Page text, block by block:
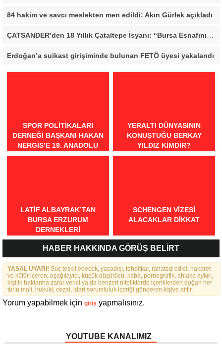
84 hakim ve savcı meslekten men edildi: Akın Gürlek açıkladı
Erdoğan’a suikast girişiminde bulunan FETÖ üyesi yakalandı
SPOR POLITIKALARI
DERNEĞI BAŞKANI HAKAN
NERGIS’E 19. ANADOLU
SPOR ÖDÜLLERI’NDE
YERALTI DÜNYASININ
KONUŞTUĞU BERKAY
YILDIZ KIMDIR?
LATIF ALBAYRAK’TAN
BURSA ERZURUM
DERNEKLERI
FEDERASYONU İÇIN 25
MADDELIK BÜYÜK VIZYON:
“DAHA GÜÇLÜ, DAHA ETKIN,
DAHA KAPSAYICI BIR
FEDERASYON İÇIN YOLA
ÇIKTIK”
SCHENGEN VİZESİ
ALACAKLAR DİKKAT
HABER HAKKINDA GÖRÜŞ BELİRT
YASAL UYARI! Suç teşkil edecek, yasadışı, tehditkar, rahatsız edici, hakaret
ve küfür içeren, aşağılayıcı, küçük düşürücü, kaba, pornografik, ahlaka aykırı,
kişilik haklarına zarar verici ya da benzeri niteliklerde içeriklerden doğan her
türlü mali, hukuki, cezai, idari sorumluluk içeriği gönderen kişiye aittir.
Yorum yapabilmek için giriş yapmalısınız.
YOUTUBE KANALIMIZ